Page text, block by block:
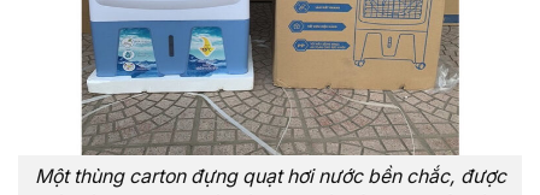
Một thùng carton đựng quạt hơi nước bền chắc, được